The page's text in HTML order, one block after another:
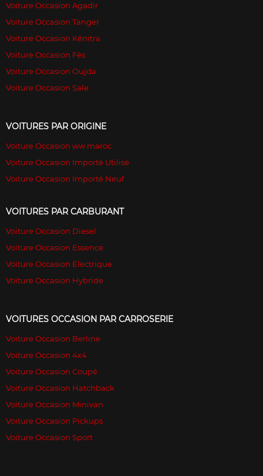
Voiture Occasion Agadir
Voiture Occasion Tanger
Voiture Occasion Kénitra
Voiture Occasion Fès
Voiture Occasion Oujda
Voiture Occasion Sale
VOITURES PAR ORIGINE
Voiture Occasion ww maroc
Voiture Occasion Importé Utilisé
Voiture Occasion Importé Neuf
VOITURES PAR CARBURANT
Voiture Occasion Diesel
Voiture Occasion Essence
Voiture Occasion Electrique
Voiture Occasion Hybride
VOITURES OCCASION PAR CARROSERIE
Voiture Occasion Berline
Voiture Occasion 4x4
Voiture Occasion Coupé
Voiture Occasion Hatchback
Voiture Occasion Minivan
Voiture Occasion Pickups
Voiture Occasion Sport